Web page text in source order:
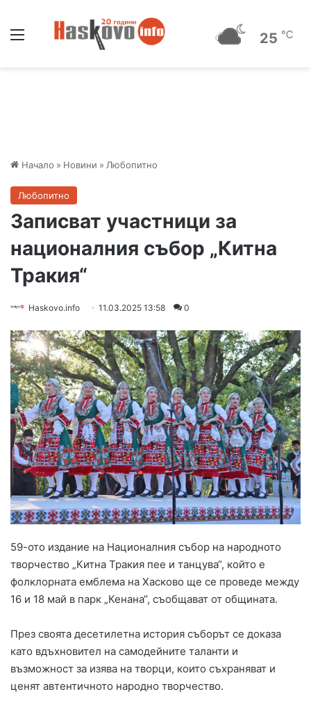
25 ℃
Начало » Новини » Любопитно
Любопитно
Записват участници за
националния събор „Китна
Тракия“
Haskovo.info 11.03.2025 13:58 0
59-ото издание на Националния събор на народното
творчество „Китна Тракия пее и танцува“, който е
фолклорната емблема на Хасково ще се проведе между
16 и 18 май в парк „Кенана“, съобщават от общината.
През своята десетилетна история съборът се доказа
като вдъхновител на самодейните таланти и
възможност за изява на творци, които съхраняват и
ценят автентичното народно творчество.